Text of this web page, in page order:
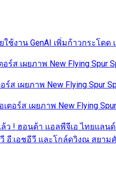
ใช้งาน GenAI เพิ่มก้าวกระโด
อร์ส เผยภาพ New Flying
ร์ส เผยภาพ New Flying Spur
เตอร์ส เผยภาพ New Flying
ว ! ฮอนด้า แอลพีจีเอ ไทยแลนด์
อี:เอชอีวี และโกล์ดวิงณ สยา